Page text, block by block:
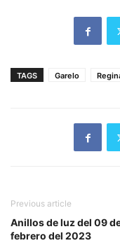
TAGS Garelo
Previous article
Anillos de luz del 09
febrero del 2023